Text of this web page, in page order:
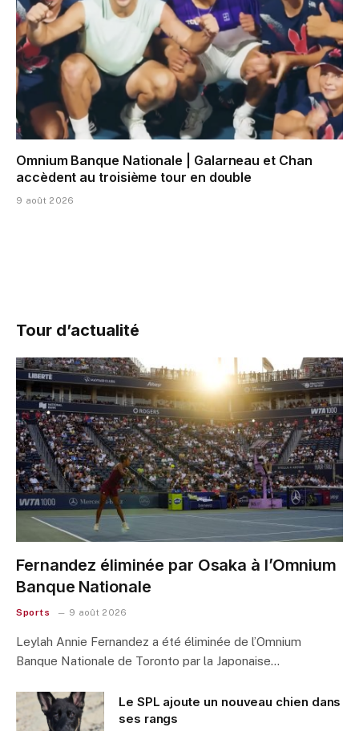
Omnium Banque Nationale | Galarneau et Chan
accèdent au troisième tour en double
9 août 2026
Tour d’actualité
Fernandez éliminée par Osaka à l’Omnium
Banque Nationale
Sports 9 août 2026
Leylah Annie Fernandez a été éliminée de l’Omnium
Banque Nationale de Toronto par la Japonaise…
Le SPL ajoute un nouveau chien dans
ses rangs